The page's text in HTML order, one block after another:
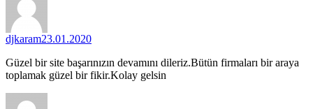
djkaram23.01.2020
Güzel bir site başarınızın devamını dileriz.Bütün firmaları bir araya
toplamak güzel bir fikir.Kolay gelsin